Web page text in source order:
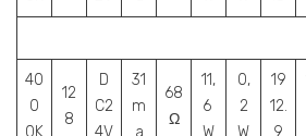
40
0
12
8
D
C2
31
m
68
Ω
11,
6
0,
2
19
12.